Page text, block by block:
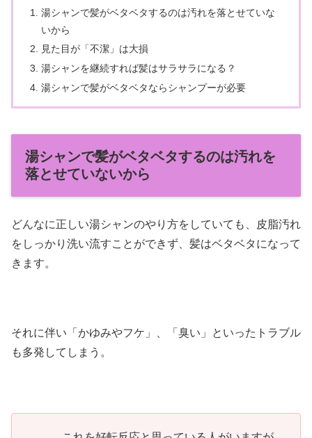
湯シャンで髪がベタベタするのは汚れを落とせていな
いから
見た目が「不潔」は大損
湯シャンを継続すれば髪はサラサラになる？
湯シャンで髪がベタベタならシャンプーが必要
湯シャンで髪がベタベタするのは汚れを
落とせていないから
どんなに正しい湯シャンのやり方をしていても、皮脂汚れ
をしっかり洗い流すことができず、髪はベタベタになって
きます。
それに伴い「かゆみやフケ」、「臭い」といったトラブル
も多発してしまう。